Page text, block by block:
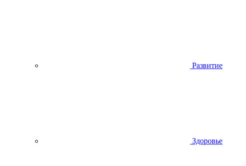
Развитие
Здоровье